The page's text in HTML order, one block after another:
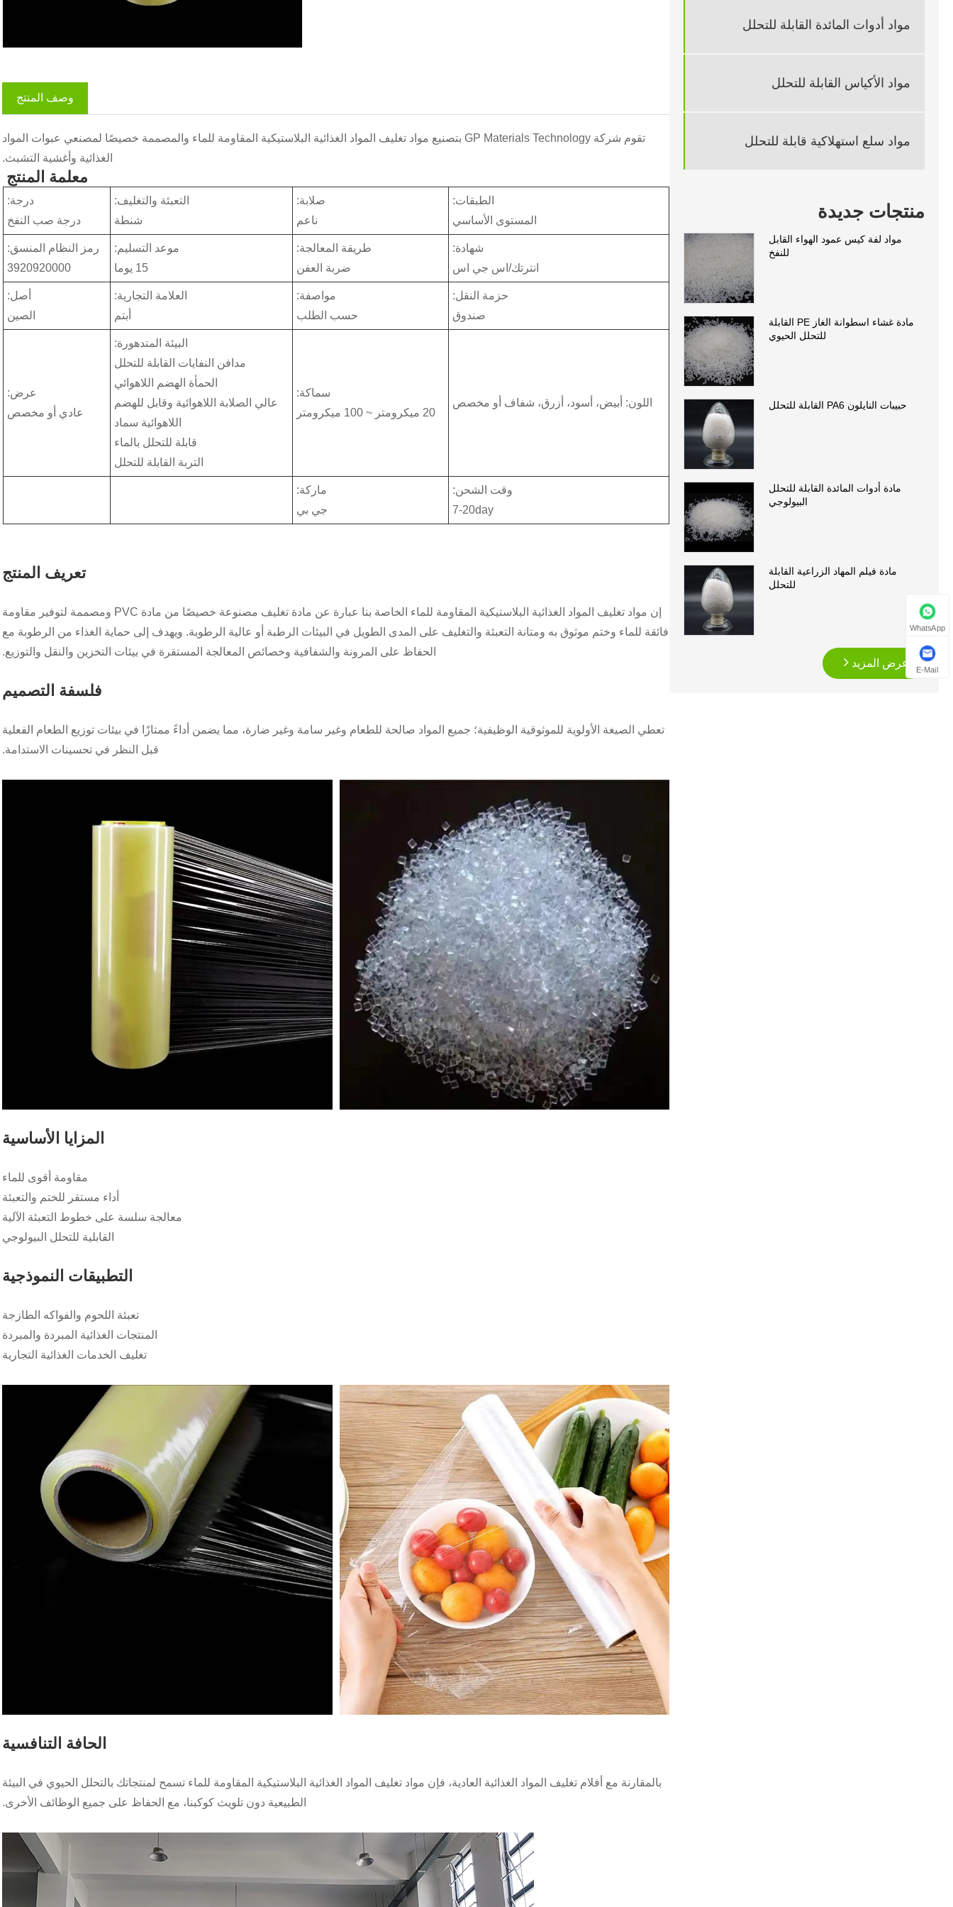
مواد أدوات المائدة القابلة للتحلل
مواد الأكياس القابلة للتحلل
مواد سلع استهلاكية قابلة للتحلل
منتجات جديدة
مواد لفة كيس عمود الهواء القابل
للنفخ
مادة غشاء اسطوانة الغاز PE القابلة
للتحلل الحيوي
حبيبات النايلون PA6 القابلة للتحلل
مادة أدوات المائدة القابلة للتحلل
البيولوجي
مادة فيلم المهاد الزراعية القابلة
للتحلل
عرض المزيد
وصف المنتج
تقوم شركة GP Materials Technology بتصنيع مواد تغليف المواد الغذائية البلاستيكية المقاومة للماء والمصممة خصيصًا لمصنعي عبوات المواد
الغذائية وأغشية التشبث.
معلمة المنتج
الطبقات:
المستوى الأساسي
صلابة:
ناعم
التعبئة والتغليف:
شنطة
درجة:
درجة صب النفخ
شهادة:
انترتك/اس جي اس
طريقة المعالجة:
ضربة العفن
موعد التسليم:
15 يوما
رمز النظام المنسق:
3920920000
حزمة النقل:
صندوق
مواصفة:
حسب الطلب
العلامة التجارية:
أبتم
أصل:
الصين
اللون: أبيض، أسود، أزرق، شفاف أو مخصص
سماكة:
20 ميكرومتر ~ 100 ميكرومتر
البيئة المتدهورة:
مدافن النفايات القابلة للتحلل
الحمأة الهضم اللاهوائي
عالي الصلابة اللاهوائية وقابل للهضم
اللاهوائية سماد
قابلة للتحلل بالماء
التربة القابلة للتحلل
عرض:
عادي أو مخصص
وقت الشحن:
7-20day
ماركة:
جي بي
تعريف المنتج
إن مواد تغليف المواد الغذائية البلاستيكية المقاومة للماء الخاصة بنا عبارة عن مادة تغليف مصنوعة خصيصًا من مادة PVC ومصممة لتوفير مقاومة
فائقة للماء وختم موثوق به ومتانة التعبئة والتغليف على المدى الطويل في البيئات الرطبة أو عالية الرطوبة. ويهدف إلى حماية الغذاء من الرطوبة مع
الحفاظ على المرونة والشفافية وخصائص المعالجة المستقرة في بيئات التخزين والنقل والتوزيع.
فلسفة التصميم
تعطي الصيغة الأولوية للموثوقية الوظيفية؛ جميع المواد صالحة للطعام وغير سامة وغير ضارة، مما يضمن أداءً ممتازًا في بيئات توزيع الطعام الفعلية
قبل النظر في تحسينات الاستدامة.
المزايا الأساسية
مقاومة أقوى للماء
أداء مستقر للختم والتعبئة
معالجة سلسة على خطوط التعبئة الآلية
القابلية للتحلل البيولوجي
التطبيقات النموذجية
تعبئة اللحوم والفواكه الطازجة
المنتجات الغذائية المبردة والمبردة
تغليف الخدمات الغذائية التجارية
الحافة التنافسية
بالمقارنة مع أفلام تغليف المواد الغذائية العادية، فإن مواد تغليف المواد الغذائية البلاستيكية المقاومة للماء تسمح لمنتجاتك بالتحلل الحيوي في البيئة
الطبيعية دون تلويث كوكبنا، مع الحفاظ على جميع الوظائف الأخرى.
WhatsApp
E-Mail